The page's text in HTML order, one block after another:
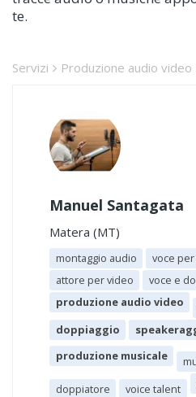
te.
Servizi Produzione audio video
Manuel Santagata
Matera (MT)
montaggio audio
voce
attore per video
voce e
produzione audio video
doppiaggio
produzione musicale
doppiatore
voice talent